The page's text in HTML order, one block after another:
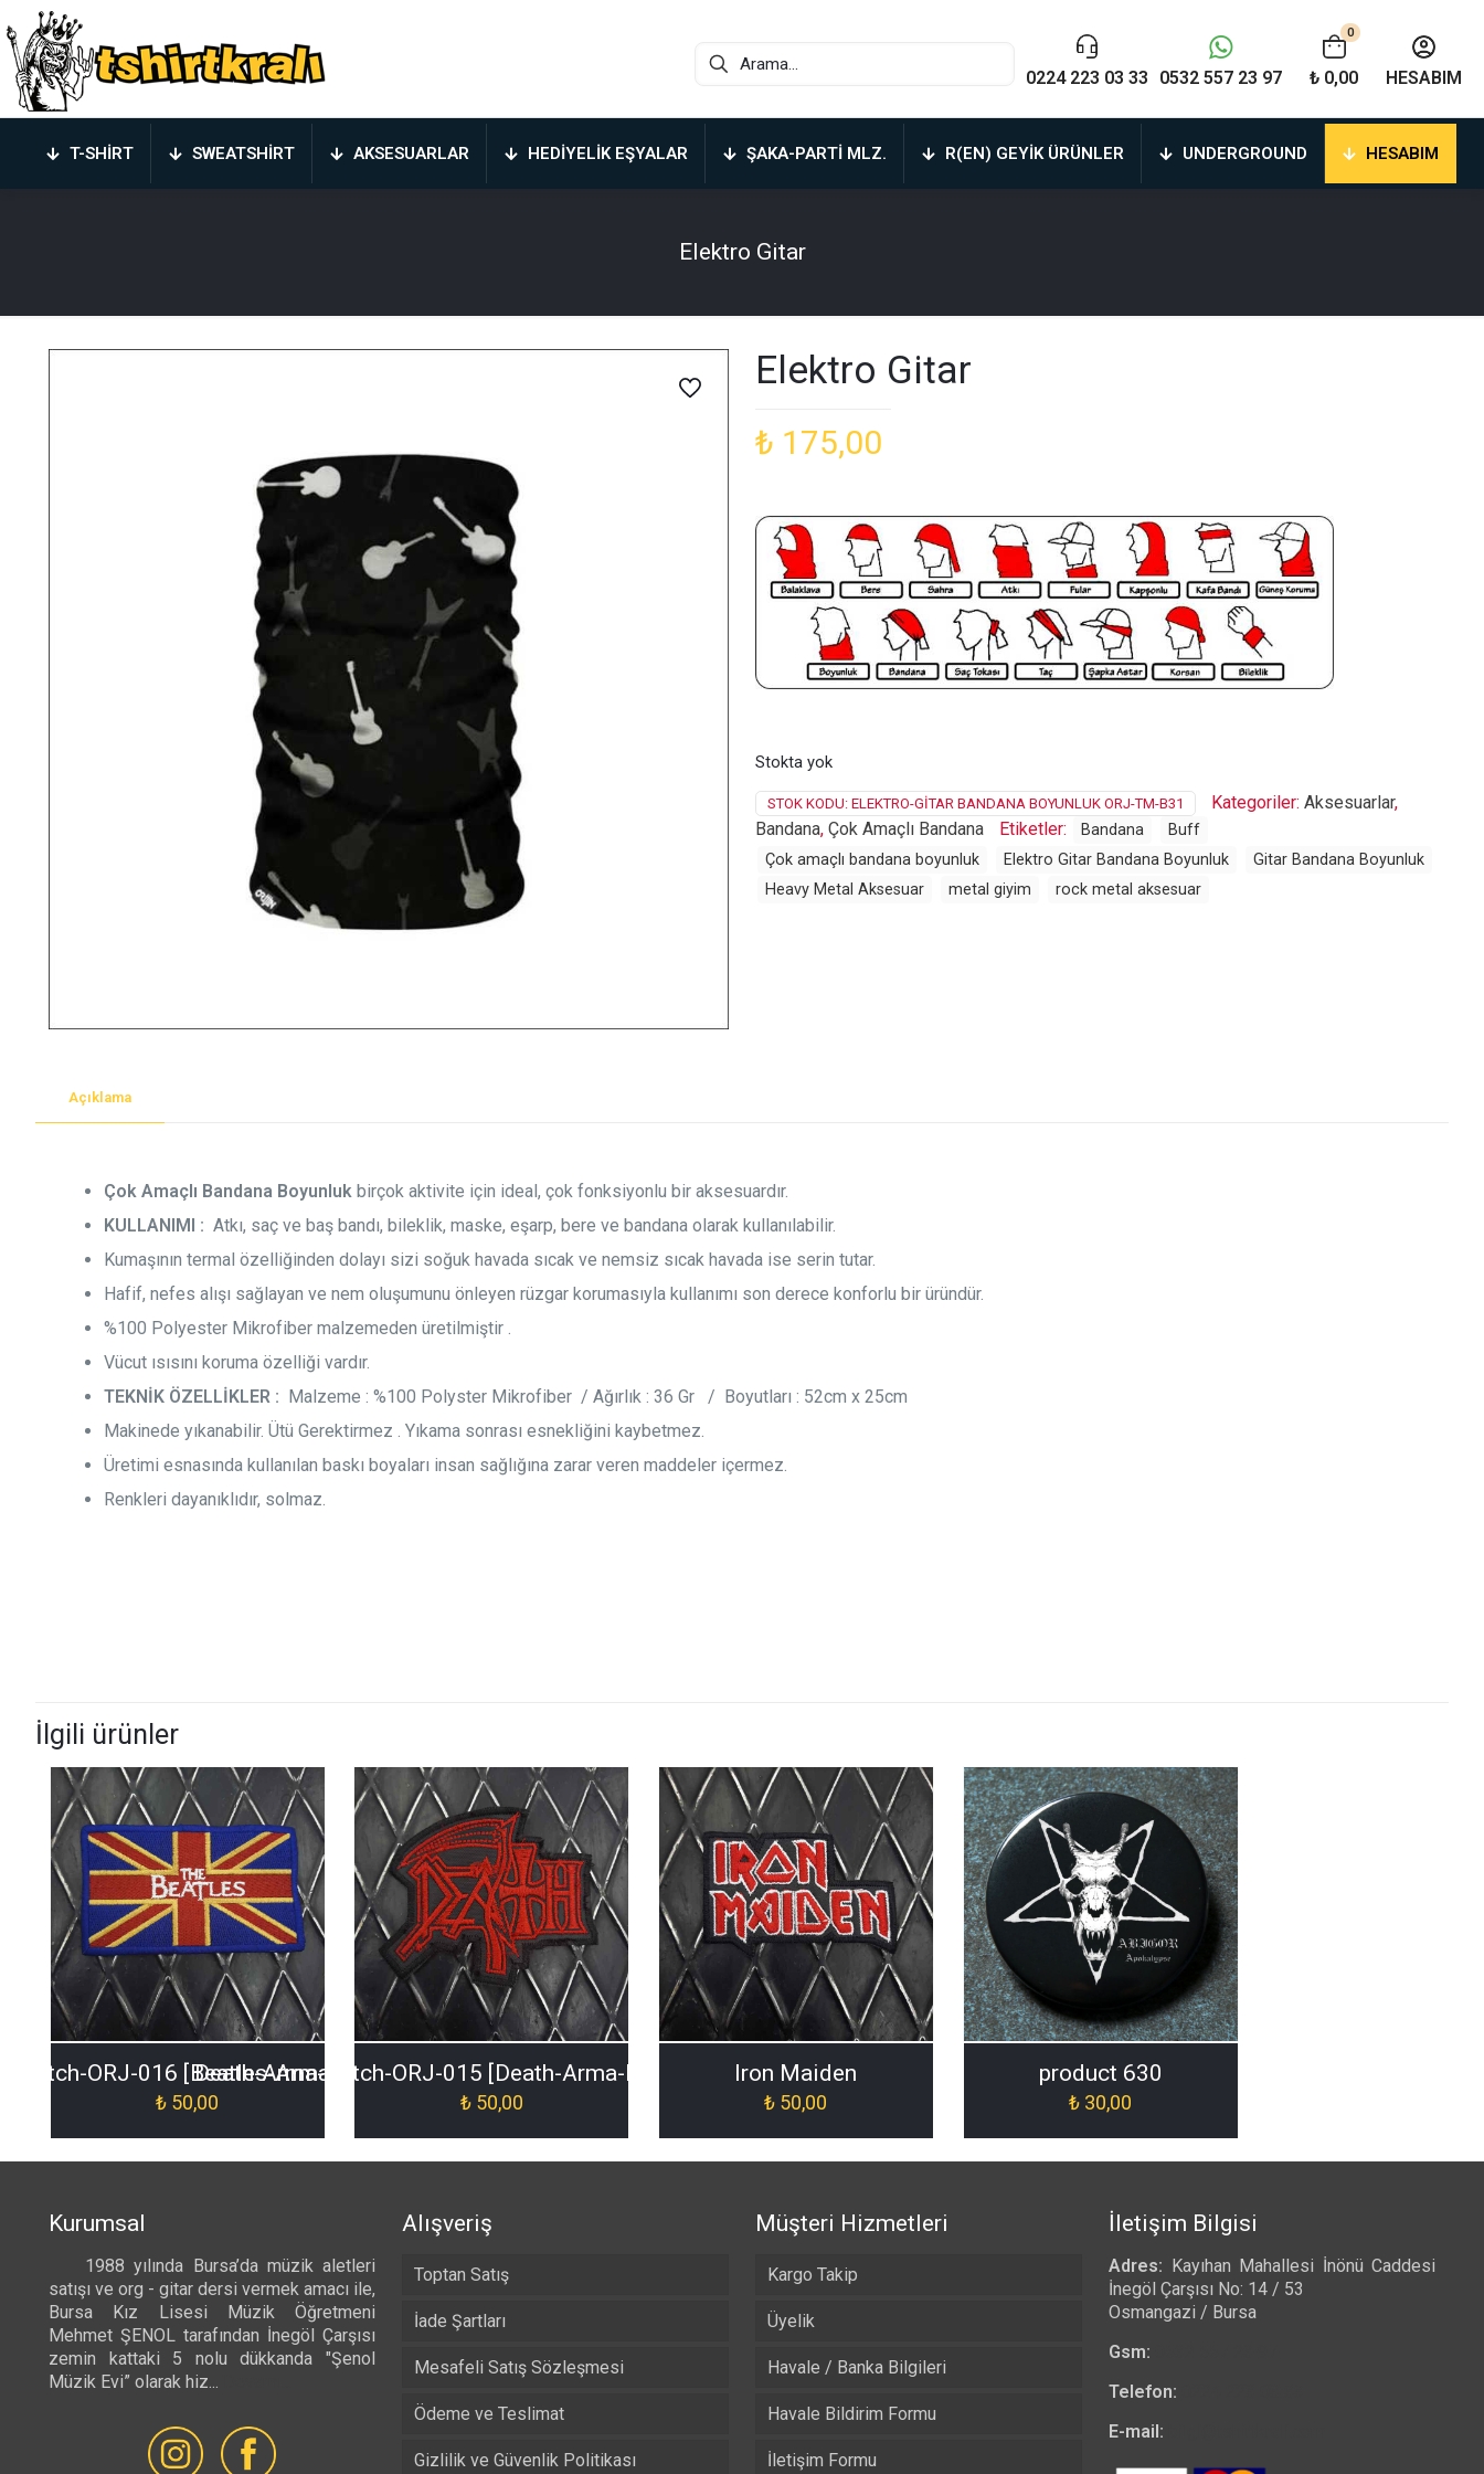
0224 223 03 33 0532 557 23 97
0
₺ 0,00 HESABIM
T-SHIRT SWEATSHIRT AKSESUARLAR HEDIYELIK EŞYALAR ŞAKA-PARTI MLZ. R(EN) GEYIK ÜRÜNLER UNDERGROUND HESABIM
Elektro Gitar
Elektro Gitar
₺ 175,00
Stokta yok
STOK KODU: ELEKTRO-GITAR BANDANA BOYUNLUK ORJ-TM-B31 Kategoriler: Aksesuarlar,
Bandana, Çok Amaçlı Bandana Etiketler: Bandana
Buff
Çok amaçlı bandana boyunluk
Elektro Gitar Bandana Boyunluk
Gitar Bandana Boyunluk
Heavy Metal Aksesuar
metal giyim rock metal aksesuar
Açıklama
Çok Amaçlı Bandana Boyunluk birçok aktivite için ideal, çok fonksiyonlu bir aksesuardır.
KULLANIMI :Atkı, saç ve baş bandı, bileklik, maske, eşarp, bere ve bandana olarak kullanılabilir.
Kumaşının termal özelliğinden dolayı sizi soğuk havada sıcak ve nemsiz sıcak havada ise serin tutar.
Hafif, nefes alışı sağlayan ve nem oluşumunu önleyen rüzgar korumasıyla kullanımı son derece konforlu bir üründür.
%100 Polyester Mikrofiber malzemeden üretilmiştir .
Vücut ısısını koruma özelliği vardır.
TEKNİK ÖZELLİKLER : Malzeme : %100 Polyster Mikrofiber / Ağırlık : 36 Gr / Boyutları : 52cm x 25cm
Makinede yıkanabilir. Ütü Gerektirmez . Yıkama sonrası esnekliğini kaybetmez.
Üretimi esnasında kullanılan baskı boyaları insan sağlığına zarar veren maddeler içermez.
Renkleri dayanıklıdır, solmaz.
İlgili ürünler
Patch-ORJ-016 [Beatles-Arma-Patch-ORJ-016]
₺ 50,00
Death-Arma-Patch-ORJ-015 [Death-Arma-Patch-ORJ-015]
₺50,00
Iron Maiden
₺ 50,00
product 630
₺ 30,00
Kurumsal
1988 yılında Bursa’da müzik aletleri
satışı ve org - gitar dersi vermek amacı ile,
Bursa Kız Lisesi Müzik Öğretmeni
Mehmet ŞENOL tarafından İnegöl Çarşısı
zemin kattaki 5 nolu dükkanda "Şenol
Müzik Evi” olarak hiz...
Alışveriş
Toptan Satış
İade Şartları
Mesafeli Satış Sözleşmesi
Ödeme ve Teslimat
Gizlilik ve Güvenlik Politikası
Müşteri Hizmetleri
Kargo Takip
Üyelik
Havale / Banka Bilgileri
Havale Bildirim Formu
İletişim Formu
İletişim Bilgisi
Adres: Kayıhan Mahallesi İnönü Caddesi
İnegöl Çarşısı No: 14 / 53
Osmangazi / Bursa
Gsm:
Telefon:
E-mail: